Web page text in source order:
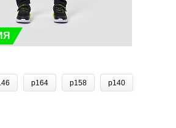
р164 р158 р140